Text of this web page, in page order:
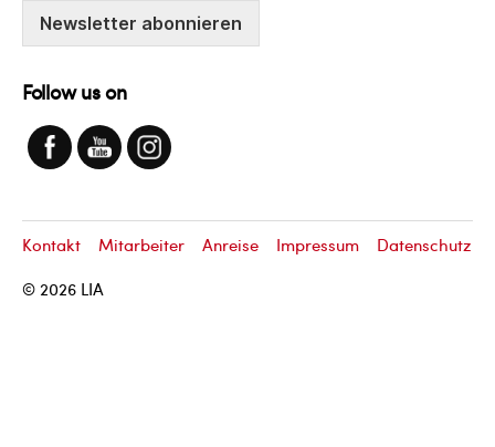
Newsletter abonnieren
Follow us on
© 2026 LIA
Kontakt Mitarbeiter Anreise Impressum Datenschutz